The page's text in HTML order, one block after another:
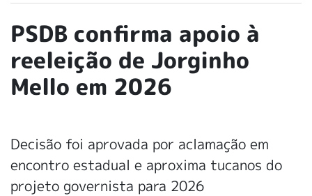
PSDB confirma apoio à
reeleição de Jorginho
Mello em 2026
Decisão foi aprovada por aclamação em
encontro estadual e aproxima tucanos do
projeto governista para 2026